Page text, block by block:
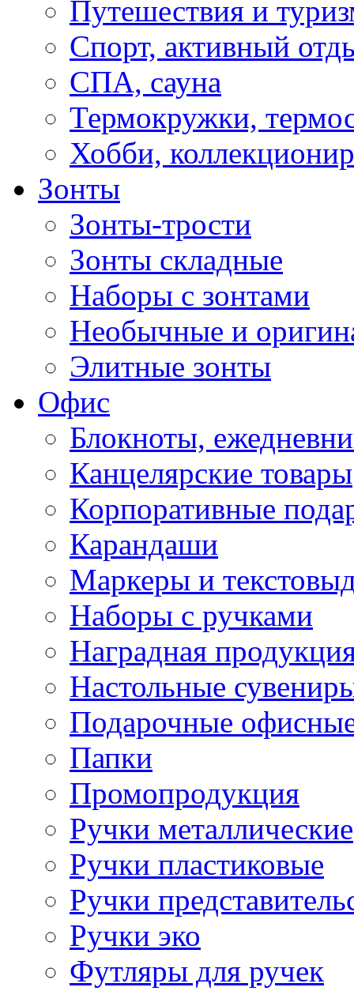
Путешествия и
Спорт, активный
СПА, сауна
Термокружки,
Хобби,
Зонты
Зонты-трости
Зонты складные
Наборы с зонтами
Необычные и
Элитные зонты
Офис
Блокноты,
Канцелярские товары
Корпоративные
Карандаши
Маркеры и
Наборы с ручками
Наградная
Настольные
Подарочные
Папки
Промопродукция
Ручки металлические
Ручки пластиковые
Ручки
Ручки эко
Футляры для ручек